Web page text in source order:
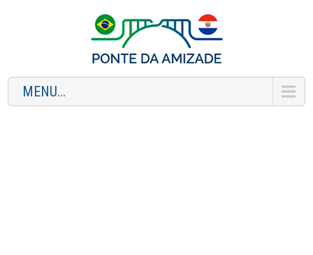
MENU...